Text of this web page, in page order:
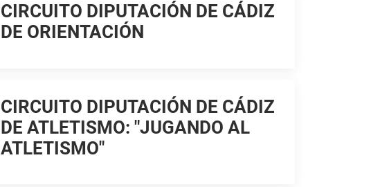
CIRCUITO DIPUTACIÓN DE CÁDIZ
DE ORIENTACIÓN
CIRCUITO DIPUTACIÓN DE CÁDIZ
DE ATLETISMO: "JUGANDO AL
ATLETISMO"